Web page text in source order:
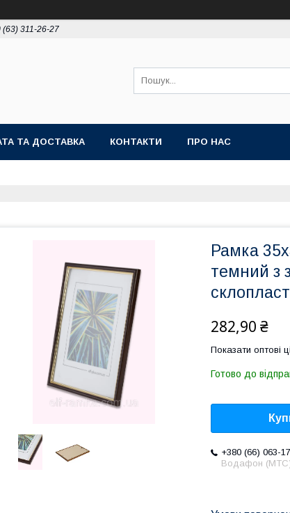
(63) 311-26-27
ТА ДОСТАВКА КОНТАКТИ ПРО НАС
Рамка
темний з
282,90 ₴
Показати оптові
Готово до
+380 (66) 063-
Водафон